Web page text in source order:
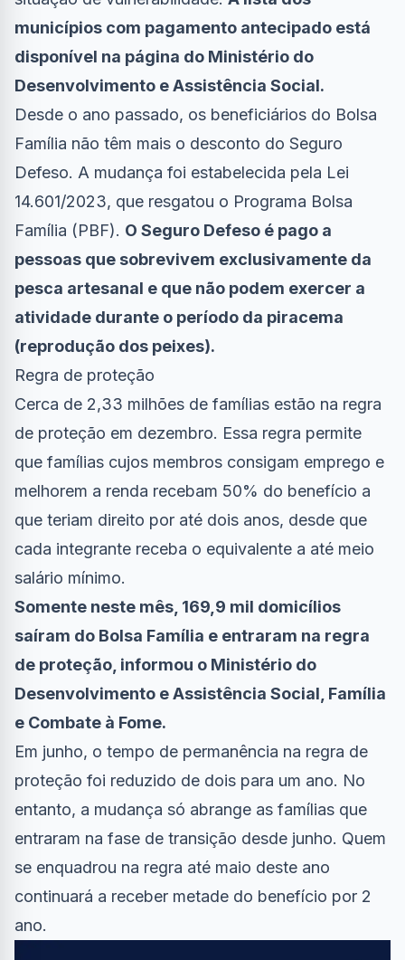
municípios com pagamento antecipado está
disponível na página do Ministério do
Desenvolvimento e Assistência Social.
Desde o ano passado, os beneficiários do Bolsa
Família não têm mais o desconto do Seguro
Defeso. A mudança foi estabelecida pela Lei
14.601/2023, que resgatou o Programa Bolsa
Família (PBF). O Seguro Defeso é pago a
pessoas que sobrevivem exclusivamente da
pesca artesanal e que não podem exercer a
atividade durante o período da piracema
(reprodução dos peixes).
Regra de proteção
Cerca de 2,33 milhões de famílias estão na regra
de proteção em dezembro. Essa regra permite
que famílias cujos membros consigam emprego e
melhorem a renda recebam 50% do benefício a
que teriam direito por até dois anos, desde que
cada integrante receba o equivalente a até meio
salário mínimo.
Somente neste mês, 169,9 mil domicílios
saíram do Bolsa Família e entraram na regra
de proteção, informou o Ministério do
Desenvolvimento e Assistência Social, Família
e Combate à Fome.
Em junho, o tempo de permanência na regra de
proteção foi reduzido de dois para um ano. No
entanto, a mudança só abrange as famílias que
entraram na fase de transição desde junho. Quem
se enquadrou na regra até maio deste ano
continuará a receber metade do benefício por 2
ano.